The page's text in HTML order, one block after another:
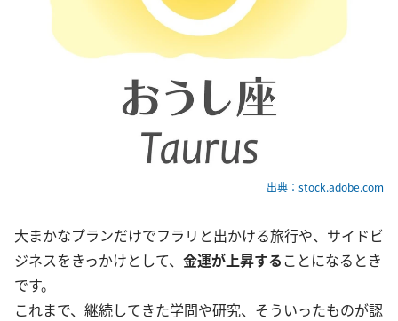
出典：stock.adobe.com
大まかなプランだけでフラリと出かける旅行や、サイドビ
ジネスをきっかけとして、 金運が上昇することになるとき
です。
これまで、継続してきた学問や研究、そういったものが認